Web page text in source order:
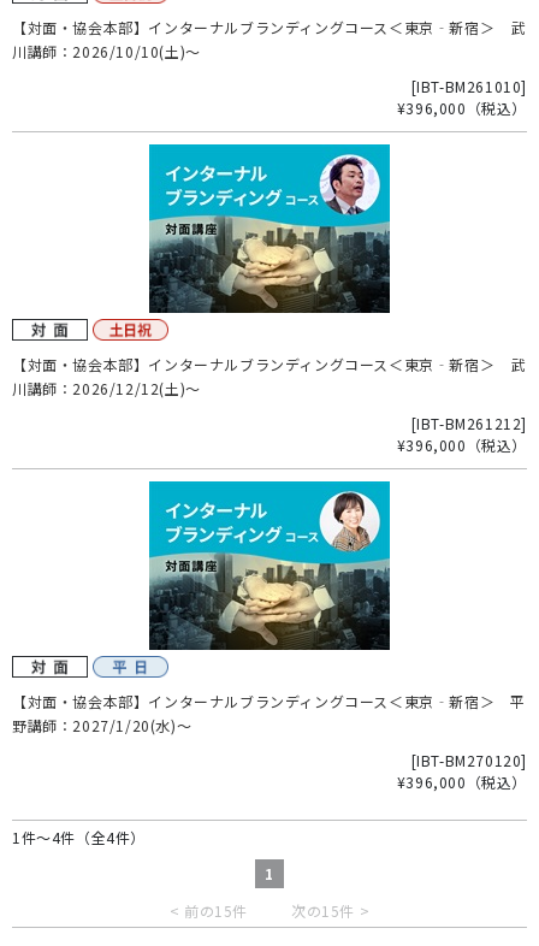
【対面・協会本部】インターナルブランディングコース＜東京‐新宿＞ 武
川講師：2026/10/10(土)～
[IBT-BM261010]
¥396,000 （税込）
【対面・協会本部】インターナルブランディングコース＜東京‐新宿＞ 武
川講師：2026/12/12(土)～
[IBT-BM261212]
¥396,000 （税込）
【対面・協会本部】インターナルブランディングコース＜東京‐新宿＞ 平
野講師：2027/1/20(水)～
[IBT-BM270120]
¥396,000 （税込）
1件～4件（全4件）
1
< 前の15件
次の15件 >